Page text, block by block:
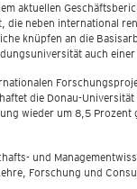
aktuellen
neben international
knüpfen an die
auch
die Donau-
wieder um 8,5
und
Forschung und